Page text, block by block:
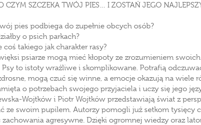
CZYM SZCZEKA TWÓJ PIES… I ZOSTAŃ JEGO
pies podbiega do zupełnie obcych osób?
o psich parkach?
coś takiego jak charakter rasy?
psiarze mogą mieć kłopoty ze zrozumieniem
to istoty wrażliwe i skomplikowane. Potrafią
mogą czuć się winne, a emocje okazują na wiele
o potrzebach swojego przyjaciela i uczy się jego
Wojtków i Piotr Wojtków przedstawiają świat z
ze swoim pupilem. Autorzy pomogli już setkom tysięcy
zachowania agresywne. Dzięki ogromnej wiedzy oraz